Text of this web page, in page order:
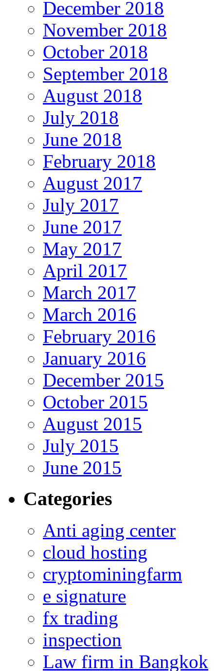
December 2018
November 2018
October 2018
September 2018
August 2018
July 2018
June 2018
February 2018
August 2017
July 2017
June 2017
May 2017
April 2017
March 2017
March 2016
February 2016
January 2016
December 2015
October 2015
August 2015
July 2015
June 2015
Categories
Anti aging center
cloud hosting
cryptominingfarm
e signature
fx trading
inspection
Law firm in Bangkok